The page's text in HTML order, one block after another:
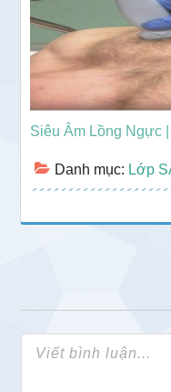
Siêu Âm Lồng Ngực
Danh mục: Lớp